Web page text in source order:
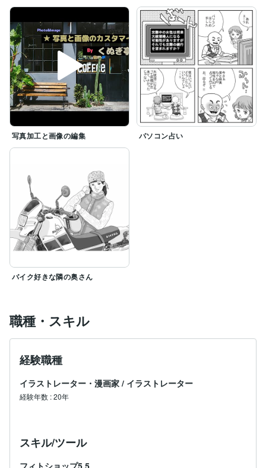
写真加工と画像の編集 パソコン占い
バイク好きな隣の奥さん
職種・スキル
経験職種
イラストレーター・漫画家 / イラストレーター
経験年数 :20年
スキル/ツール
フィトショップ5.5